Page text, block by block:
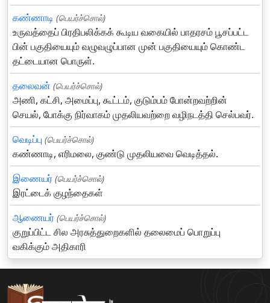
கண்ணாடி (பெயர்ச்சொல்)
உருவத்தைப் பிரதிபலிக்கக் கூடிய வகையில் பாதரசம் பூசப்பட்ட
பின் பகுதியையும் வழுவழுப்பான முன் பகுதியையும் கொண்ட
தட்டையான பொருள்.
தலைவன் (பெயர்ச்சொல்)
அணி, கட்சி, அமைப்பு, கூட்டம், குடும்பம் போன்றவற்றின்
செயல், போக்கு நிர்வாகம் முதலியவற்றை வழிநடத்தி செல்பவர்.
வெடிப்பு (பெயர்ச்சொல்)
கண்ணாடி, எரிமலை, குண்டு முதலியவை வெடித்தல்.
இணையர் (பெயர்ச்சொல்)
இரட்டைக் குழந்தைகள்
ஆணையர் (பெயர்ச்சொல்)
குறுப்பிட்ட சில அரசுத்துறைகளில் தலைமைப் பொறுப்பு
வகிக்கும் அதிகாரி